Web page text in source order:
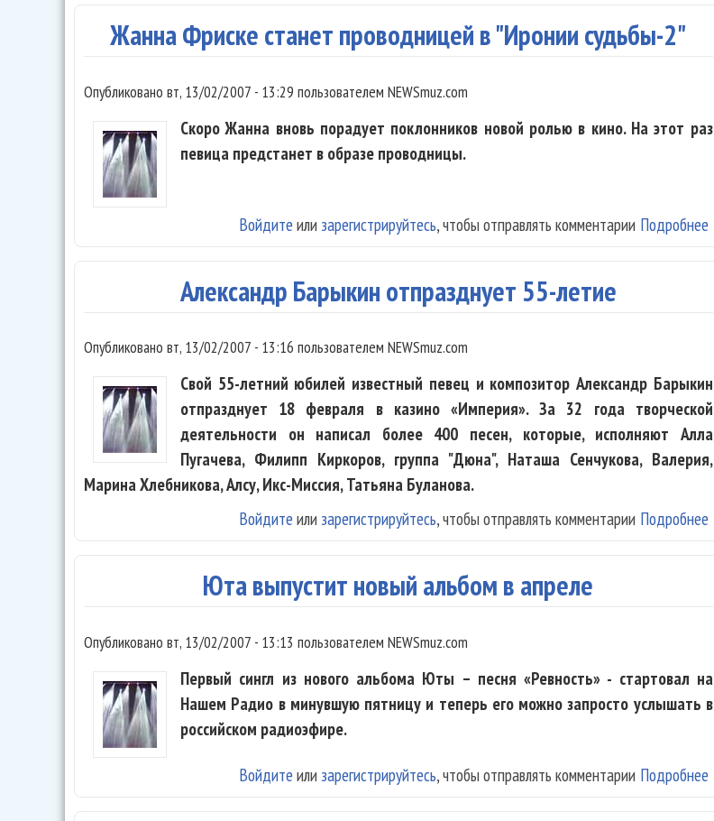
Жанна Фриске станет проводницей в "Иронии судьбы-2"
Опубликовано вт, 13/02/2007 - 13:29 пользователем NEWSmuz.com
Скоро Жанна вновь порадует поклонников новой ролью в кино. На этот раз
певица предстанет в образе проводницы.
Подробнее
Войдите или зарегистрируйтесь, чтобы отправлять комментарии
Александр Барыкин отпразднует 55-летие
Опубликовано вт, 13/02/2007 - 13:16 пользователем NEWSmuz.com
Свой 55-летний юбилей известный певец и композитор Александр Барыкин
отпразднует 18 февраля в казино «Империя». За 32 года творческой
деятельности он написал более 400 песен, которые, исполняют Алла
Пугачева, Филипп Киркоров, группа "Дюна", Наташа Сенчукова, Валерия,
Марина Хлебникова, Алсу, Икс-Миссия, Татьяна Буланова.
Подробнее
Войдите или зарегистрируйтесь, чтобы отправлять комментарии
Юта выпустит новый альбом в апреле
Опубликовано вт, 13/02/2007 - 13:13 пользователем NEWSmuz.com
Первый сингл из нового альбома Юты – песня «Ревность» - стартовал на
Нашем Радио в минувшую пятницу и теперь его можно запросто услышать в
российском радиоэфире.
Подробнее
Войдите или зарегистрируйтесь, чтобы отправлять комментарии